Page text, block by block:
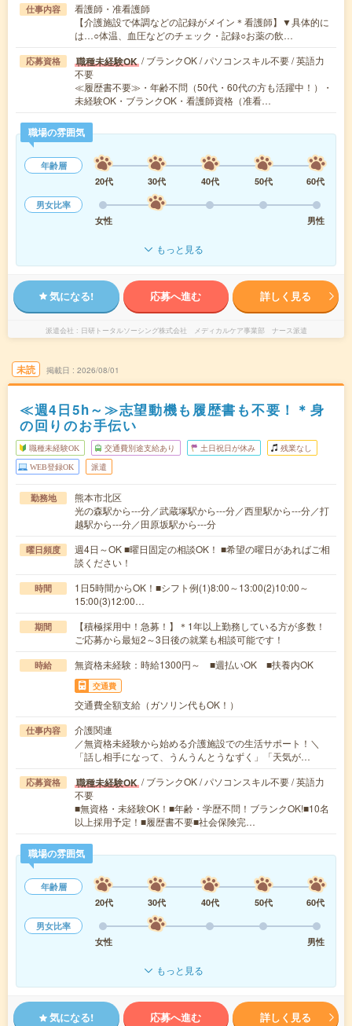
仕事内容
看護師・准看護師
【介護施設で体調などの記録がメイン＊看護師】▼具体的に
は…○体温、血圧などのチェック・記録○お薬の飲…
応募資格 職種未経験OK / ブランクOK / パソコンスキル不要 / 英語力
不要
≪履歴書不要≫・年齢不問（50代・60代の方も活躍中！）・
未経験OK・ブランクOK・看護師資格（准看…
職場の雰囲気
年齢層
20代
30代 40代 50代
60代
男女比率
女性
男性
もっと見る
気になる! 応募へ進む 詳しく見る
派遣会社 日研トータルソーシング株式会社 メディカルケア事業部 ナース派遣
未読 掲載日 2026/08/01
≪週4日5h～≫志望動機も履歴書も不要！＊身
の回りのお手伝い
職種未経験OK 交通費別途支給あり 土日祝日が休み 残業なし
WEB登録OK 派遣
勤務地
熊本市北区
光の森駅から---分／武蔵塚駅から---分／西里駅から---分／打
越駅から---分／田原坂駅から---分
曜日頻度
週4日～OK ■曜日固定の相談OK！ ■希望の曜日があればご相
談ください！
時間
1日5時間からOK！■シフト例(1)8:00～13:00(2)10:00～
15:00(3)12:00…
期間
【積極採用中！急募！】＊1年以上勤務している方が多数！
ご応募から最短2～3日後の就業も相談可能です！
時給 無資格未経験：時給1300円～ ■週払いOK ■扶養内OK
交通費
交通費全額支給（ガソリン代もOK！）
仕事内容
介護関連
／無資格未経験から始める介護施設での生活サポート！＼
「話し相手になって、うんうんとうなずく」「天気が…
応募資格 職種未経験OK / ブランクOK / パソコンスキル不要 / 英語力
不要
■無資格・未経験OK！■年齢・学歴不問！ブランクOK!■10名
以上採用予定！■履歴書不要■社会保険完…
職場の雰囲気
年齢層
20代
30代 40代 50代
60代
男女比率
女性
男性
もっと見る
気になる! 応募へ進む 詳しく見る